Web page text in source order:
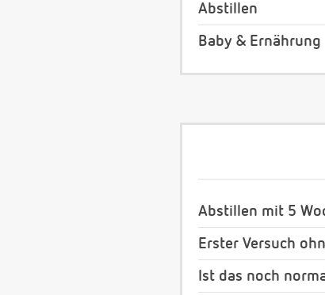
Abstillen
Baby & Ernährung
Abstillen mit 5
Erster Versuch
Ist das noch